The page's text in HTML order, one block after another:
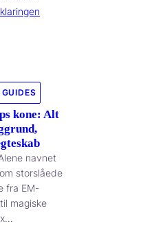
kone: Alt
navnet
storslåede
fra EM-
magiske